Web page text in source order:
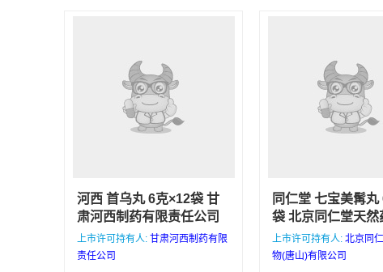
河西 首乌丸 6克×12袋 甘
肃河西制药有限责任公司
本店所有药品均来自正规
医药公司，价格低，有效
上市许可持有人: 甘肃河西制药有限
责任公司
同仁堂 七宝美髯丸
袋 北京同仁堂天然
山)有限公司 本店所
均来自正规医药公
上市许可持有人: 北京同
物(唐山)有限公司